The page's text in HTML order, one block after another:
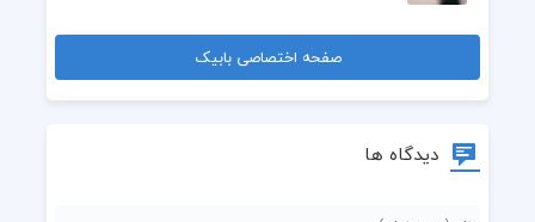
صفحه اختصاصی بابیک
دیدگاه ها